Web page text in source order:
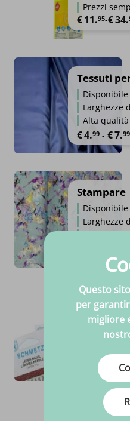
Prezzi
€11.95-€34.
Fascia di
Tessuti
Larghezze
Alta qualità
€4.99 - €7.99
Stampare
Larghezze
Alta qualità
Aghi
Alta qualità
95-€
Fascia di
Questo
per
migliore